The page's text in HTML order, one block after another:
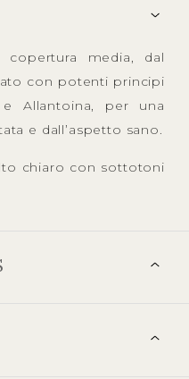
media, dal
con potenti principi
Allantoina, per una
e dall’aspetto sano.
chiaro con sottotoni